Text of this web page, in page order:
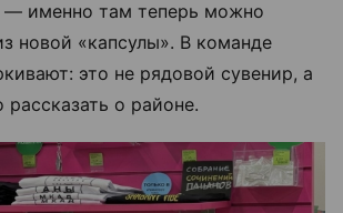
— именно там теперь можно
новой «капсулы». В команде
это не рядовой сувенир, а
рассказать о районе.